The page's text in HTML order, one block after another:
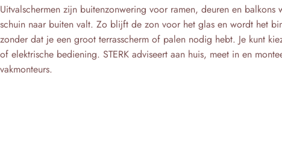
Uitvalschermen zijn buitenzonwering voor ramen, deuren en balkons
schuin naar buiten valt. Zo blijft de zon voor het glas en wordt het
zonder dat je een groot terrasscherm of palen nodig hebt. Je kunt
of elektrische bediening. STERK adviseert aan huis, meet in en
vakmonteurs.